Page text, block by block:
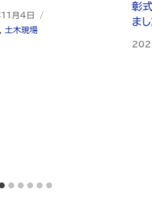
月4日
, 土木現場
彰
まし